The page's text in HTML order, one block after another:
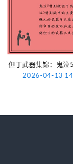
但丁武器集锦：鬼泣
2026-04-13